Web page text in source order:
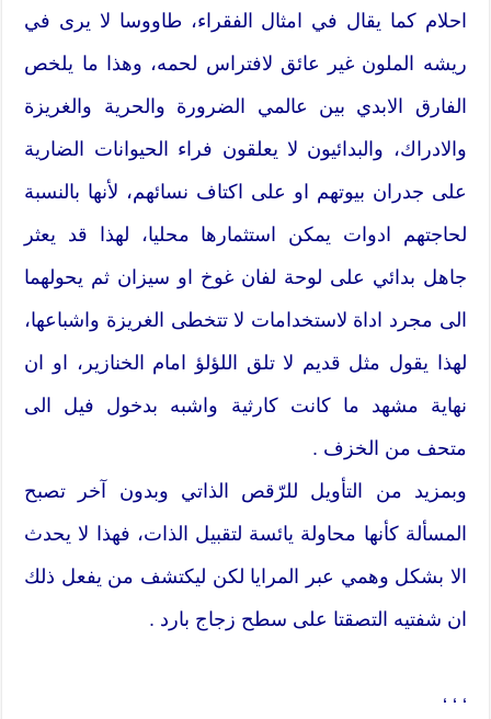
احلام كما يقال في امثال الفقراء، طاووسا لا يرى في
ريشه الملون غير عائق لافتراس لحمه، وهذا ما يلخص
الفارق الابدي بين عالمي الضرورة والحرية والغريزة
والادراك، والبدائيون لا يعلقون فراء الحيوانات الضارية
على جدران بيوتهم او على اكتاف نسائهم، لأنها بالنسبة
لحاجتهم ادوات يمكن استثمارها محليا، لهذا قد يعثر
جاهل بدائي على لوحة لفان غوخ او سيزان ثم يحولهما
الى مجرد اداة لاستخدامات لا تتخطى الغريزة واشباعها،
لهذا يقول مثل قديم لا تلق اللؤلؤ امام الخنازير، او ان
نهاية مشهد ما كانت كارثية واشبه بدخول فيل الى
متحف من الخزف .
وبمزيد من التأويل للرّقص الذاتي وبدون آخر تصبح
المسألة كأنها محاولة يائسة لتقبيل الذات، فهذا لا يحدث
الا بشكل وهمي عبر المرايا لكن ليكتشف من يفعل ذلك
ان شفتيه التصقتا على سطح زجاج بارد .
‘ ‘ ‘